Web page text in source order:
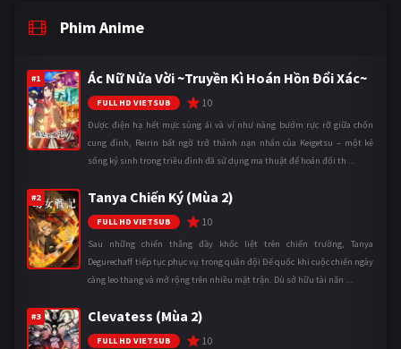
Phim Anime
#1 Ác Nữ Nửa Vời ~Truyền Kì Hoán Hồn Đổi Xác~
FULL HD VIETSUB 10
Được điện hạ hết mực sủng ái và ví như nàng bướm rực rỡ giữa chốn
cung đình, Reirin bất ngờ trở thành nạn nhân của Keigetsu – một kẻ
sống ký sinh trong triều đình đã sử dụng ma thuật để hoán đổi th ...
#2 Tanya Chiến Ký (Mùa 2)
FULL HD VIETSUB 10
Sau những chiến thắng đầy khốc liệt trên chiến trường, Tanya
Degurechaff tiếp tục phục vụ trong quân đội Đế quốc khi cuộc chiến ngày
càng leo thang và mở rộng trên nhiều mặt trận. Dù sở hữu tài năn ...
#3 Clevatess (Mùa 2)
FULL HD VIETSUB 10